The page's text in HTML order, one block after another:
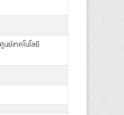
ย์เทคโนโลยี